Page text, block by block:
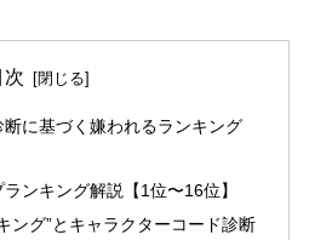
次
に基づく嫌われるランキング
ンキング解説【1位〜16位】
ング”とキャラクターコード診断